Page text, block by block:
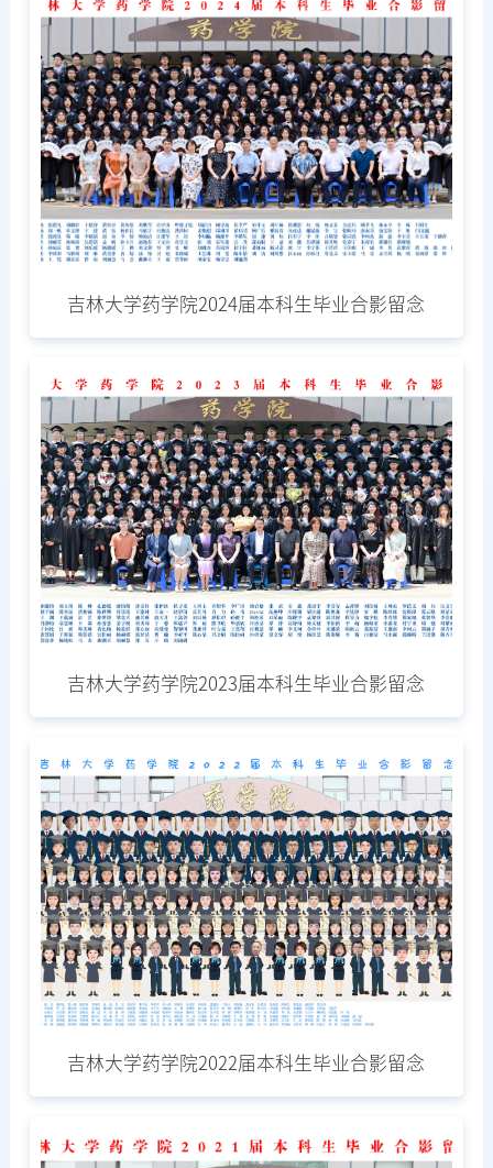
吉林大学药学院2024届本科生毕业合影留念
吉林大学药学院2023届本科生毕业合影留念
吉林大学药学院2022届本科生毕业合影留念